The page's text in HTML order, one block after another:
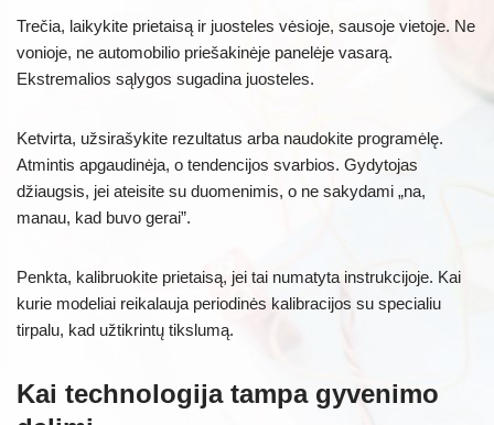
Trečia, laikykite prietaisą ir juosteles vėsioje, sausoje vietoje. Ne
vonioje, ne automobilio priešakinėje panelėje vasarą.
Ekstremalios sąlygos sugadina juosteles.
Ketvirta, užsirašykite rezultatus arba naudokite programėlę.
Atmintis apgaudinėja, o tendencijos svarbios. Gydytojas
džiaugsis, jei ateisite su duomenimis, o ne sakydami „na,
manau, kad buvo gerai”.
Penkta, kalibruokite prietaisą, jei tai numatyta instrukcijoje. Kai
kurie modeliai reikalauja periodinės kalibracijos su specialiu
tirpalu, kad užtikrintų tikslumą.
Kai technologija tampa gyvenimo